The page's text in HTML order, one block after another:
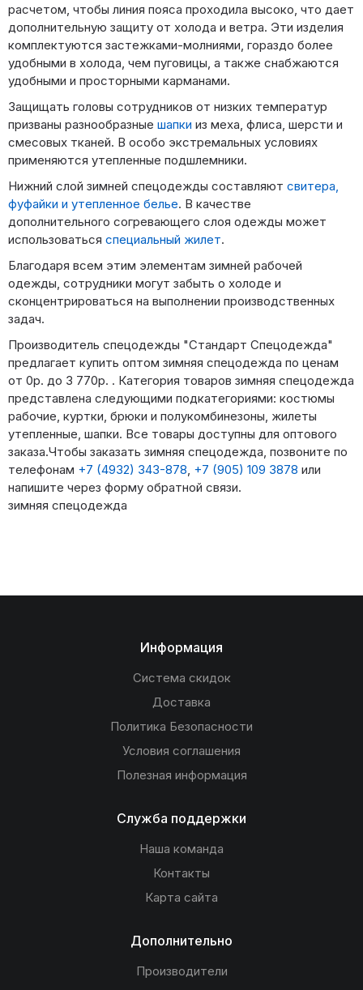
расчетом, чтобы линия пояса проходила высоко, что дает
дополнительную защиту от холода и ветра. Эти изделия
комплектуются застежками-молниями, гораздо более
удобными в холода, чем пуговицы, а также снабжаются
удобными и просторными карманами.
Защищать головы сотрудников от низких температур
призваны разнообразные шапки из меха, флиса, шерсти и
смесовых тканей. В особо экстремальных условиях
применяются утепленные подшлемники.
Нижний слой зимней спецодежды составляют свитера,
фуфайки и утепленное белье. В качестве
дополнительного согревающего слоя одежды может
использоваться специальный жилет.
Благодаря всем этим элементам зимней рабочей
одежды, сотрудники могут забыть о холоде и
сконцентрироваться на выполнении производственных
задач.
Производитель спецодежды "Стандарт Спецодежда"
предлагает купить оптом зимняя спецодежда по ценам
от 0р. до 3 770р. . Категория товаров зимняя спецодежда
представлена следующими подкатегориями: костюмы
рабочие, куртки, брюки и полукомбинезоны, жилеты
утепленные, шапки. Все товары доступны для оптового
заказа.Чтобы заказать зимняя спецодежда, позвоните по
телефонам +7 (4932) 343-878 +7 (905) 109 3878 или
напишите через форму обратной связи.
зимняя спецодежда
Информация
Система скидок
Доставка
Политика Безопасности
Условия соглашения
Полезная информация
Служба поддержки
Наша команда
Контакты
Карта сайта
Дополнительно
Производители